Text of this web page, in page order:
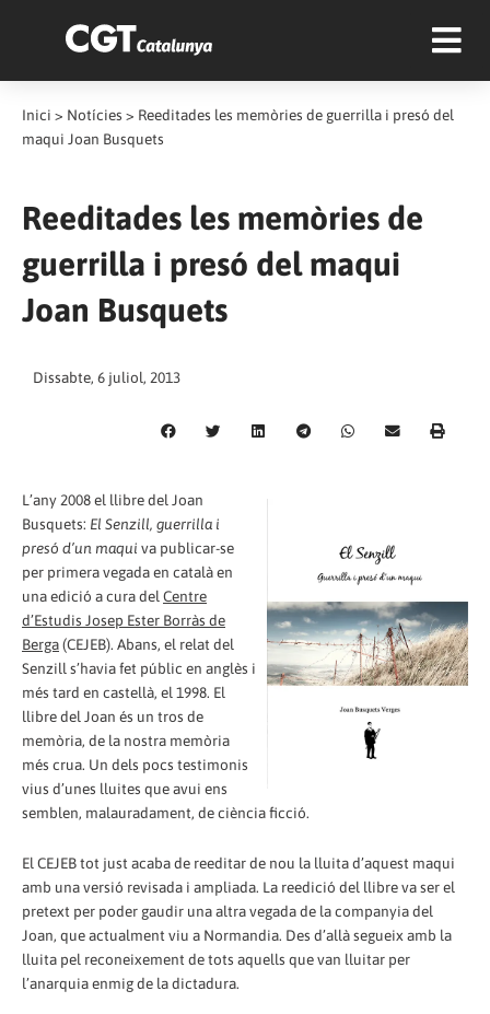
Inici > Notícies > Reeditades les memòries de guerrilla i presó del
maqui Joan Busquets
Reeditades les memòries de
guerrilla i presó del maqui
Joan Busquets
Dissabte, 6 juliol, 2013
L’any 2008 el llibre del Joan
Busquets: El Senzill, guerrilla i
presó d’un maqui va publicar-se
per primera vegada en català en
una edició a cura del Centre
d’Estudis Josep Ester Borràs de
Berga(CEJEB). Abans, el relat del
Senzill s’havia fet públic en anglès i
més tard en castellà, el 1998. El
llibre del Joan és un tros de
memòria, de la nostra memòria
més crua. Un dels pocs testimonis
vius d’unes lluites que avui ens
semblen, malauradament, de ciència ficció.
El CEJEB tot just acaba de reeditar de nou la lluita d’aquest maqui
amb una versió revisada i ampliada. La reedició del llibre va ser el
pretext per poder gaudir una altra vegada de la companyia del
Joan, que actualment viu a Normandia. Des d’allà segueix amb la
lluita pel reconeixement de tots aquells que van lluitar per
l’anarquia enmig de la dictadura.